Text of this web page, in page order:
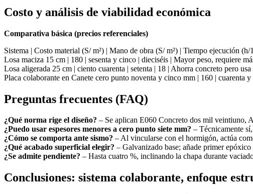
Costo y análisis de viabilidad económica
Comparativa básica (precios referenciales)
Sistema | Costo material (S/ m²) | Mano de obra (S/ m²) | Tiempo ejecución
Losa maciza 15 cm | 180 | sesenta y cinco | dieciséis | Mayor peso, requiere
Losa aligerada 25 cm | ciento cuarenta | setenta | 18 | Ahorra concreto pero usa
Placa colaborante en Canete cero punto noventa y cinco mm | 160 | cuarenta
Preguntas frecuentes (FAQ)
¿Qué norma rige el diseño? – Se aplican E060 Concreto dos mil veintiuno,
¿Puedo usar espesores menores a cero punto siete mm? – Técnicamente
¿Cómo se comporta ante sismo? – Al vincularse con el hormigón, actúa
¿Qué acabado superficial elegir? – Galvanizado base; añade primer
¿Se admite pendiente? – Hasta cuatro %, inclinando la chapa durante
Conclusiones: sistema colaborante, enfoque